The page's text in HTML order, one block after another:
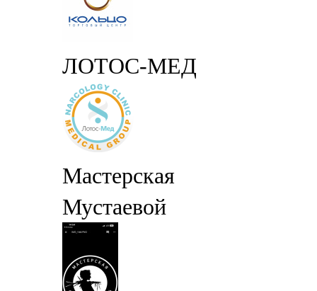
ЛОТОС-МЕД
Мастерская
Мустаевой